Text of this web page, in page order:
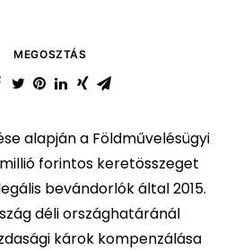
MEGOSZTÁS
alapján a Földművelésügyi
forintos keretösszeget
bevándorlók által 2015.
déli országhatáránál
károk kompenzálása